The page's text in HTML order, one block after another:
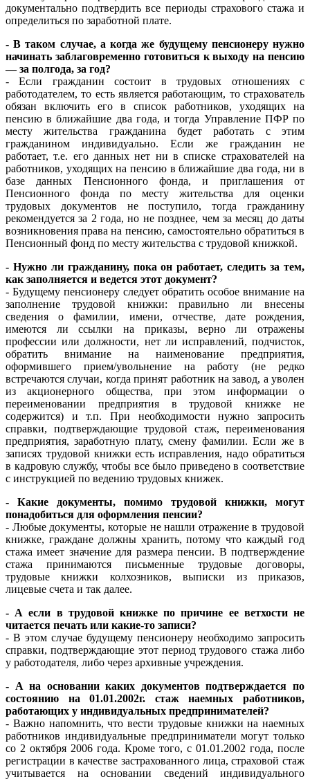
документально подтвердить все периоды страхового стажа и
определиться по заработной плате.
- В таком случае, а когда же будущему пенсионеру нужно
начинать заблаговременно готовиться к выходу на пенсию
— за полгода, за год?
- Если гражданин состоит в трудовых отношениях с
работодателем, то есть является работающим, то страхователь
обязан включить его в список работников, уходящих на
пенсию в ближайшие два года, и тогда Управление ПФР по
месту жительства гражданина будет работать с этим
гражданином индивидуально. Если же гражданин не
работает, т.е. его данных нет ни в списке страхователей на
работников, уходящих на пенсию в ближайшие два года, ни в
базе данных Пенсионного фонда, и приглашения от
Пенсионного фонда по месту жительства для оценки
трудовых документов не поступило, тогда гражданину
рекомендуется за 2 года, но не позднее, чем за месяц до даты
возникновения права на пенсию, самостоятельно обратиться в
Пенсионный фонд по месту жительства с трудовой книжкой.
- Нужно ли гражданину, пока он работает, следить за тем,
как заполняется и ведется этот документ?
- Будущему пенсионеру следует обратить особое внимание на
заполнение трудовой книжки: правильно ли внесены
сведения о фамилии, имени, отчестве, дате рождения,
имеются ли ссылки на приказы, верно ли отражены
профессии или должности, нет ли исправлений, подчисток,
обратить внимание на наименование предприятия,
оформившего прием/увольнение на работу (не редко
встречаются случаи, когда принят работник на завод, а уволен
из акционерного общества, при этом информации о
переименовании предприятия в трудовой книжке не
содержится) и т.п. При необходимости нужно запросить
справки, подтверждающие трудовой стаж, переименования
предприятия, заработную плату, смену фамилии. Если же в
записях трудовой книжки есть исправления, надо обратиться
в кадровую службу, чтобы все было приведено в соответствие
с инструкцией по ведению трудовых книжек.
- Какие документы, помимо трудовой книжки, могут
понадобиться для оформления пенсии?
- Любые документы, которые не нашли отражение в трудовой
книжке, граждане должны хранить, потому что каждый год
стажа имеет значение для размера пенсии. В подтверждение
стажа принимаются письменные трудовые договоры,
трудовые книжки колхозников, выписки из приказов,
лицевые счета и так далее.
- А если в трудовой книжке по причине ее ветхости не
читается печать или какие-то записи?
- В этом случае будущему пенсионеру необходимо запросить
справки, подтверждающие этот период трудового стажа либо
у работодателя, либо через архивные учреждения.
- А на основании каких документов подтверждается по
состоянию на 01.01.2002г. стаж наемных работников,
работающих у индивидуальных предпринимателей?
- Важно напомнить, что вести трудовые книжки на наемных
работников индивидуальные предприниматели могут только
со 2 октября 2006 года. Кроме того, с 01.01.2002 года, после
регистрации в качестве застрахованного лица, страховой стаж
учитывается на основании сведений индивидуального